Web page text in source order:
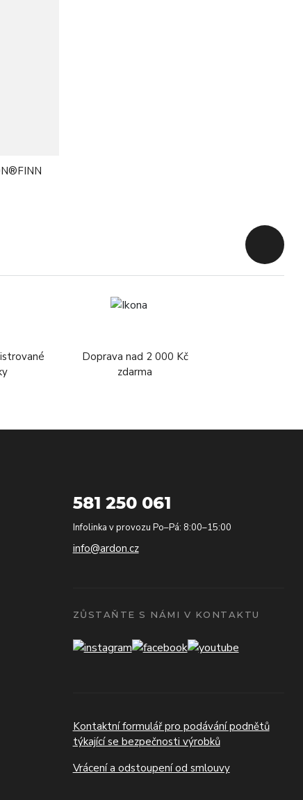
Zpět na
Doprava nad 2 000 Kč
zdarma
581 250 061
Infolinka v provozu Po–Pá: 8:00–15:00
info@ardon.cz
ZŮSTAŇTE S NÁMI V KONTAKTU
Kontaktní formulář pro podávání podnětů
týkající se bezpečnosti výrobků
Vrácení a odstoupení od smlouvy